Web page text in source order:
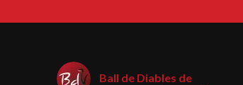
Ball de Diables de